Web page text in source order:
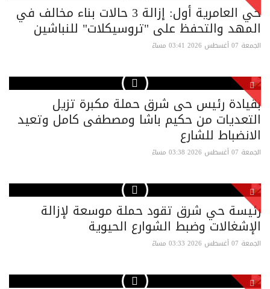
حي العامرية أول: إزالة 3 حالات بناء مخالف في
المهد والتحفظ على "تروسيكلات" للنباشين
الجمعة 07 أغسطس 2026 03:41 مساءً
بقيادة رئيس حى شرق حملة مكبرة تزيل
التعديات من حكيم باشا ومصطفى كامل وتعيد
الانضباط للشارع
الجمعة 07 أغسطس 2026 03:38 مساءً
رئيسة حي شرق تقود حملة موسعة لإزالة
الإشغالات وضبط الشوارع الحيوية
الجمعة 07 أغسطس 2026 03:33 مساءً